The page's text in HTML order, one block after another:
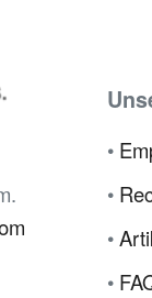
•
•
•
•